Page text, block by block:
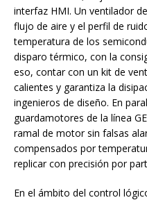
interfaz HMI. Un ventilador
flujo de aire y el perfil de
temperatura de los
disparo térmico, con la
eso, contar con un kit de
calientes y garantiza la
ingenieros de diseño. En
guardamotores de la línea
ramal de motor sin falsas
compensados por
replicar con precisión por
En el ámbito del control